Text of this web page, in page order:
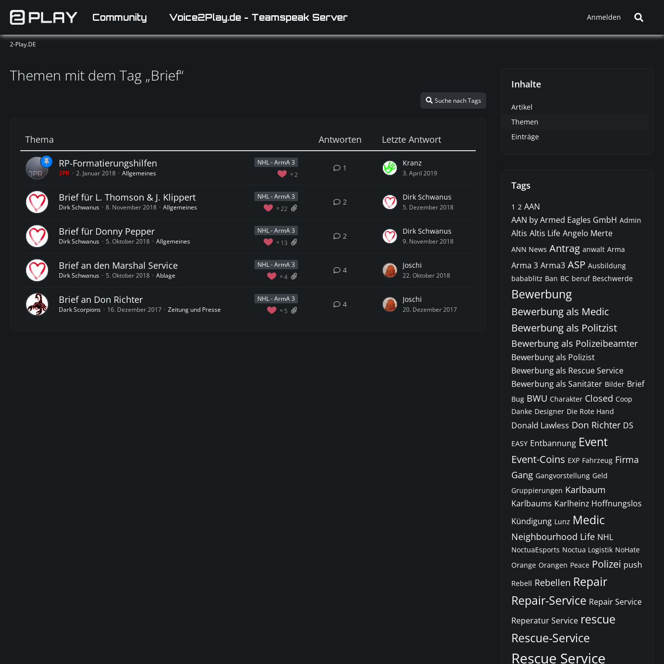
Community Voice2Play.de - Teamspeak Server Anmelden
2-Play.DE
Themen mit dem Tag „Brief“
Suche nach Tags
Thema Antworten Letzte Antwort
NHL - ArmA 3
RP-Formatierungshilfen
2
3PR 2. Januar 2018 Allgemeines
1
Kranz
3. April 2019
NHL - ArmA 3
Brief für L. Thomson & J. Klippert
22
Dirk Schwanus 8. November 2018 Allgemeines
2
Dirk Schwanus
5. Dezember 2018
NHL - ArmA 3
Brief für Donny Pepper
13
Dirk Schwanus 5. Oktober 2018 Allgemeines
2
Dirk Schwanus
9. November 2018
NHL - ArmA 3
Brief an den Marshal Service
4
Dirk Schwanus 5. Oktober 2018 Ablage
4
Joschi
22. Oktober 2018
NHL - ArmA 3
Brief an Don Richter
5
Dark Scorpions 16. Dezember 2017 Zeitung und Presse
4
Joschi
20. Dezember 2017
Inhalte
Artikel
Themen
Einträge
Tags
1 2 AAN
AAN by Armed Eagles GmbH Admin
Altis Altis Life Angelo Merte
ANN News Antrag anwalt Arma
Arma 3 Arma3 ASP Ausbildung
babablitz Ban BC beruf Beschwerde
Bewerbung
Bewerbung als Medic
Bewerbung als Politzist
Bewerbung als Polizeibeamter
Bewerbung als Polizist
Bewerbung als Rescue Service
Bewerbung als Sanitäter Bilder Brief
Bug BWU Charakter Closed Coop
Danke Designer Die Rote Hand
Donald Lawless Don Richter DS
EASY Entbannung Event
Event-Coins EXP Fahrzeug Firma
Gang Gangvorstellung Geld
Gruppierungen Karlbaum
Karlbaums Karlheinz Hoffnungslos
Kündigung Lunz Medic
Neighbourhood Life NHL
NoctuaEsports Noctua Logistik NoHate
Orange Orangen Peace Polizei push
Rebell Rebellen Repair
Repair-Service Repair Service
Reperatur Service rescue
Rescue-Service
Rescue Service